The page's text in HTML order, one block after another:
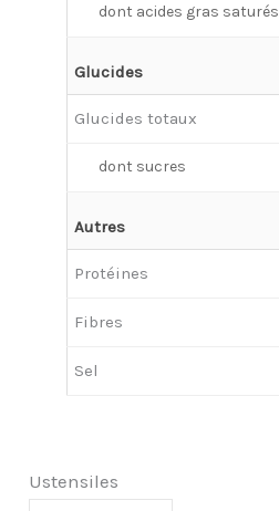
dont acides gras saturés
Glucides
Glucides totaux
dont sucres
Autres
Protéines
Fibres
Sel
Ustensiles